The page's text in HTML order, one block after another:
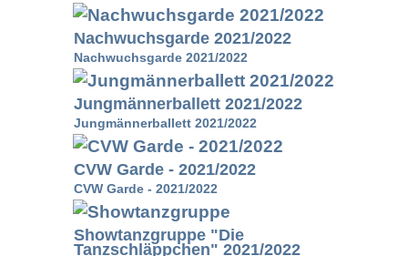
Nachwuchsgarde 2021/2022
Nachwuchsgarde 2021/2022
Jungmännerballett 2021/2022
Jungmännerballett 2021/2022
CVW Garde - 2021/2022
CVW Garde - 2021/2022
Showtanzgruppe "Die
Tanzschläppchen" 2021/2022